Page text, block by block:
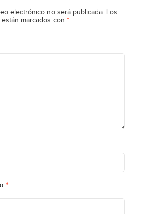
electrónico no será publicada. Los
marcados con *
*